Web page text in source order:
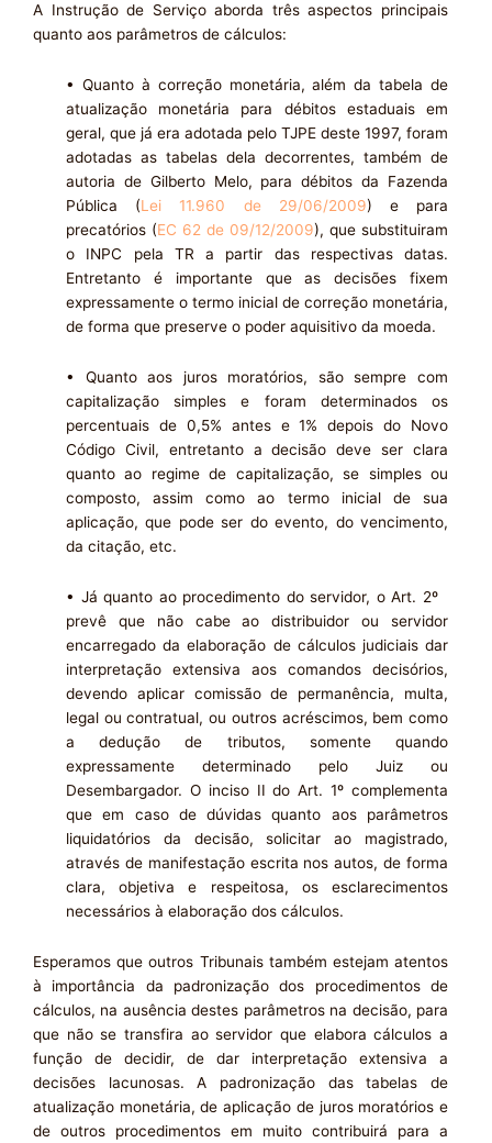
A Instrução de Serviço aborda três aspectos principais
quanto aos parâmetros de cálculos:
• Quanto à correção monetária, além da tabela de
atualização monetária para débitos estaduais em
geral, que já era adotada pelo TJPE deste 1997, foram
adotadas as tabelas dela decorrentes, também de
autoria de Gilberto Melo, para débitos da Fazenda
Pública (Lei 11.960 de 29/06/2009) e para
precatórios (EC 62 de 09/12/2009), que substituiram
o INPC pela TR a partir das respectivas datas.
Entretanto é importante que as decisões fixem
expressamente o termo inicial de correção monetária,
de forma que preserve o poder aquisitivo da moeda.
• Quanto aos juros moratórios, são sempre com
capitalização simples e foram determinados os
percentuais de 0,5% antes e 1% depois do Novo
Código Civil, entretanto a decisão deve ser clara
quanto ao regime de capitalização, se simples ou
composto, assim como ao termo inicial de sua
aplicação, que pode ser do evento, do vencimento,
da citação, etc.
• Já quanto ao procedimento do servidor, o Art. 2º
prevê que não cabe ao distribuidor ou servidor
encarregado da elaboração de cálculos judiciais dar
interpretação extensiva aos comandos decisórios,
devendo aplicar comissão de permanência, multa,
legal ou contratual, ou outros acréscimos, bem como
a dedução de tributos, somente quando
expressamente determinado pelo Juiz ou
Desembargador. O inciso II do Art. 1º complementa
que em caso de dúvidas quanto aos parâmetros
liquidatórios da decisão, solicitar ao magistrado,
através de manifestação escrita nos autos, de forma
clara, objetiva e respeitosa, os esclarecimentos
necessários à elaboração dos cálculos.
Esperamos que outros Tribunais também estejam atentos
à importância da padronização dos procedimentos de
cálculos, na ausência destes parâmetros na decisão, para
que não se transfira ao servidor que elabora cálculos a
função de decidir, de dar interpretação extensiva a
decisões lacunosas. A padronização das tabelas de
atualização monetária, de aplicação de juros moratórios e
de outros procedimentos em muito contribuirá para a